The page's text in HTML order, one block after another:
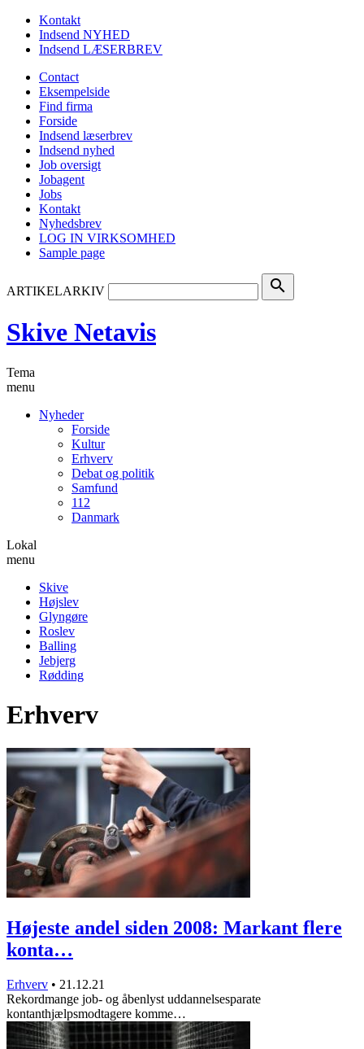
Kontakt
Indsend NYHED
Indsend LÆSERBREV
Contact
Eksempelside
Find firma
Forside
Indsend læserbrev
Indsend nyhed
Job oversigt
Jobagent
Jobs
Kontakt
Nyhedsbrev
LOG IN VIRKSOMHED
Sample page
ARTIKELARKIV search
Skive Netavis
Tema
menu
Nyheder
Forside
Kultur
Erhverv
Debat og politik
Samfund
112
Danmark
Lokal
menu
Skive
Højslev
Glyngøre
Roslev
Balling
Jebjerg
Rødding
Erhverv
Højeste andel siden 2008: Markant flere
konta…
Erhverv • 21.12.21
Rekordmange job- og åbenlyst uddannelsesparate
kontanthjælpsmodtagere komme…